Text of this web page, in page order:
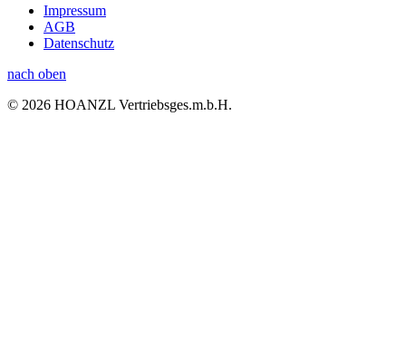
Impressum
AGB
Datenschutz
nach oben
© 2026 HOANZL Vertriebsges.m.b.H.